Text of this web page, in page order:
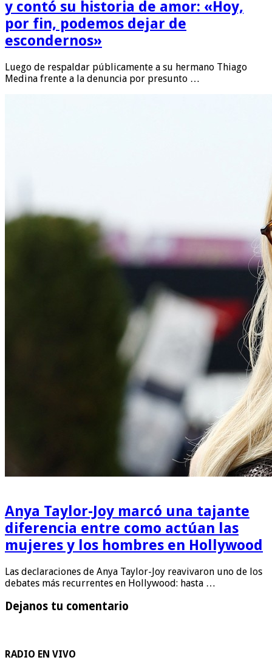
y contó su historia de amor: «Hoy,
por fin, podemos dejar de
escondernos»
Luego de respaldar públicamente a su hermano Thiago
Medina frente a la denuncia por presunto …
Anya Taylor-Joy marcó una tajante
diferencia entre como actúan las
mujeres y los hombres en Hollywood
Las declaraciones de Anya Taylor-Joy reavivaron uno de los
debates más recurrentes en Hollywood: hasta …
Dejanos tu comentario
RADIO EN VIVO